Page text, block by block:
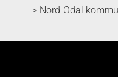
> Nord-Odal